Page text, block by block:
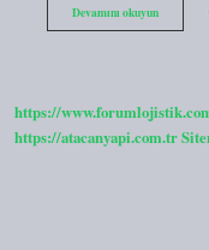
Devamını okuyunBakırın
Ham
https://
https://atacanyapi.com.tr